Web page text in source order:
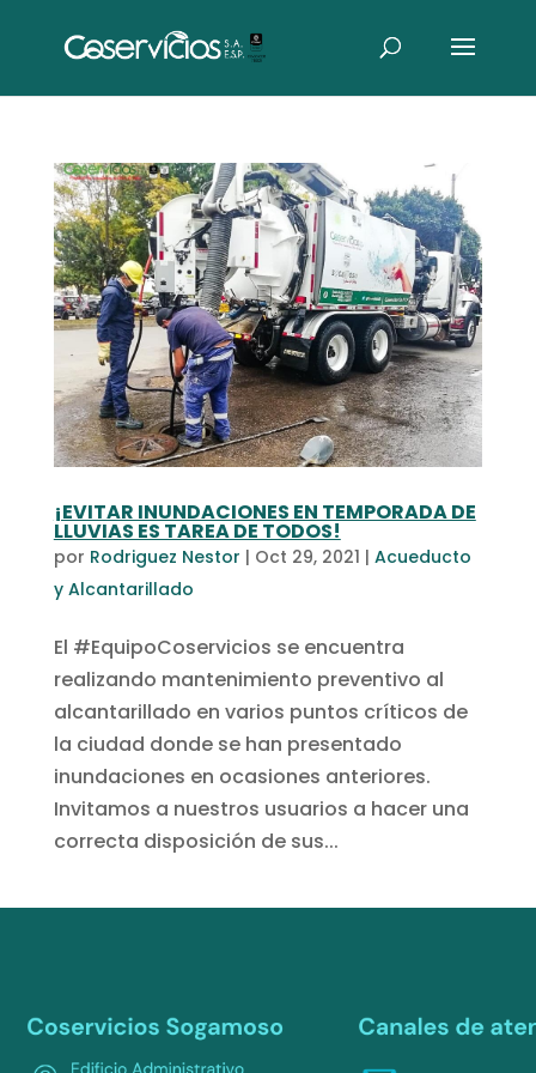
¡EVITAR INUNDACIONES EN TEMPORADA DE
LLUVIAS ES TAREA DE TODOS!
por Rodriguez Nestor | Oct 29, 2021 | Acueducto
y Alcantarillado
El #EquipoCoservicios se encuentra
realizando mantenimiento preventivo al
alcantarillado en varios puntos críticos de
la ciudad donde se han presentado
inundaciones en ocasiones anteriores.
Invitamos a nuestros usuarios a hacer una
correcta disposición de sus...